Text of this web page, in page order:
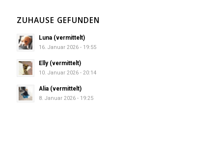
ZUHAUSE GEFUNDEN
Luna (vermittelt)
16. Januar 2026 - 19:55
Elly (vermittelt)
10. Januar 2026 - 20:14
Alia (vermittelt)
8. Januar 2026 - 19:25